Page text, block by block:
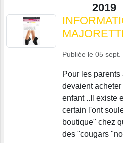
2019
Publiée le 05 sept.
Pour les
devaient
enfant ..Il existe
certain l'ont
boutique" chez
des "cougars